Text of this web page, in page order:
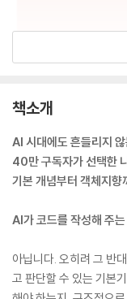
책소개
AI 시대에도 흔들리지
40만 구독자가 선택한
기본 개념부터 객체지향
AI가 코드를 작성해 주
아닙니다. 오히려 그 반
고 판단할 수 있는 기본